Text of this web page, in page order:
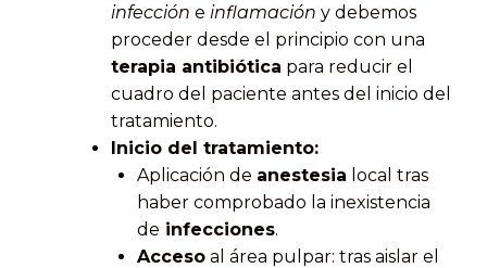
infección e inflamación y debemos
proceder desde el principio con una
terapia antibiótica para reducir el
cuadro del paciente antes del inicio del
tratamiento.
Inicio del tratamiento:
Aplicación de anestesia local tras
haber comprobado la inexistencia
de infecciones.
Acceso al área pulpar: tras aislar el